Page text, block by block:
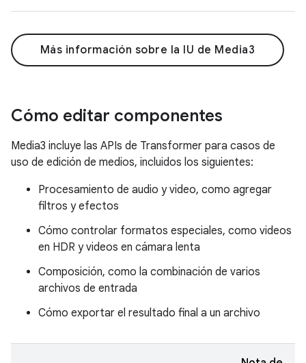
Más información sobre la IU de Media3
Cómo editar componentes
Media3 incluye las APIs de Transformer para casos de
uso de edición de medios, incluidos los siguientes:
Procesamiento de audio y video, como agregar
filtros y efectos
Cómo controlar formatos especiales, como videos
en HDR y videos en cámara lenta
Composición, como la combinación de varios
archivos de entrada
Cómo exportar el resultado final a un archivo